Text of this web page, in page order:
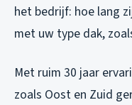
het bedrijf: hoe lang
met uw type dak,
Met ruim 30 jaar
zoals Oost en Zuid